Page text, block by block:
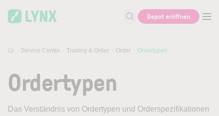
Suche nach Hilfe oder Info
Depot eröffnen
Service Center Trading & Order Order Ordertypen
Ordertypen
Das Verständnis von Ordertypen und Orderspezifikationen